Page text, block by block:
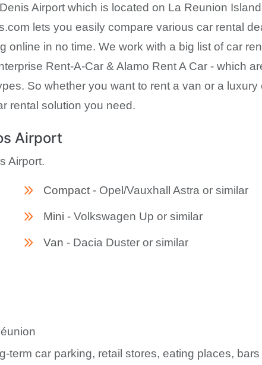
Airport which is located on La Reunion
lets you easily compare various car rental
online in no time. We work with a big list of car
Rent-A-Car & Alamo Rent A Car - which
So whether you want to rent a van or a luxury
rental solution you need.
Airport
Airport.
Compact -Opel/Vauxhall Astra or similar
Mini -Volkswagen Up or similar
Van -Dacia Duster or similar
term car parking, retail stores, eating places,